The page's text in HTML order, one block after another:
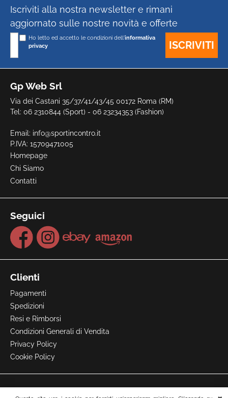
Gp Web Srl
Via dei Castani 35/37/41/43/45 00172 Roma (RM)
Tel: 06 2310844 (Sport) - 06 23234353 (Fashion)
Email: info@sportincontro.it
P.IVA: 15709471005
Homepage
Chi Siamo
Contatti
Seguici
Clienti
Pagamenti
Spedizioni
Resi e Rimborsi
Condizioni Generali di Vendita
Privacy Policy
Cookie Policy
Iscriviti alla nostra newsletter e rimani
aggiornato sulle nostre novità e offerte
Ho letto ed accetto le condizioni dell'informativa
privacy